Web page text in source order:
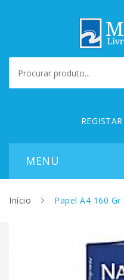
REGISTAR
Início Papel A4 160